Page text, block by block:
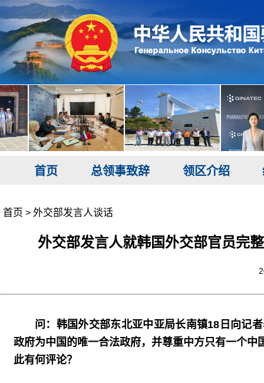
首页 总领事致辞 领区介绍
首页 > 外交部发言人谈话
外交部发言人就韩国外交部官员完
问：韩国外交部东北亚中亚局长南镇18日向记
政府为中国的唯一合法政府，并尊重中方只有一个
此有何评论？